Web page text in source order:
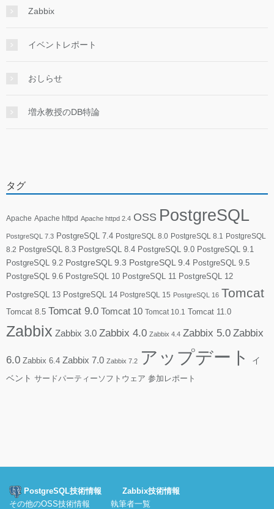
Zabbix
イベントレポート
おしらせ
増永教授のDB特論
タグ
Apache Apache httpd Apache httpd 2.4 OSS PostgreSQL
PostgreSQL 7.3 PostgreSQL 7.4 PostgreSQL 8.0 PostgreSQL 8.1
PostgreSQL
8.2 PostgreSQL 8.3 PostgreSQL 8.4 PostgreSQL 9.0 PostgreSQL 9.1
PostgreSQL 9.2 PostgreSQL 9.3 PostgreSQL 9.4 PostgreSQL 9.5
PostgreSQL 9.6 PostgreSQL 10 PostgreSQL 11 PostgreSQL 12
PostgreSQL 13 PostgreSQL 14 PostgreSQL 15 PostgreSQL 16 Tomcat
Tomcat 8.5 Tomcat 9.0 Tomcat 10 Tomcat 10.1 Tomcat 11.0
Zabbix Zabbix 3.0 Zabbix 4.0 Zabbix 4.4 Zabbix 5.0 Zabbix
6.0 Zabbix 6.4 Zabbix 7.0 Zabbix 7.2 アップデート
イ
ベント サードパーティーソフトウェア 参加レポート
PostgreSQL技術情報
Zabbix技術情報
その他のOSS技術情報
執筆者一覧